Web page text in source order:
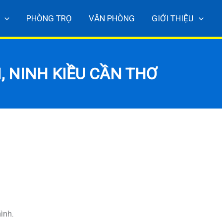
PHÒNG TRỌ VĂN PHÒNG GIỚI THIỆU
NINH KIỀU CẦN THƠ